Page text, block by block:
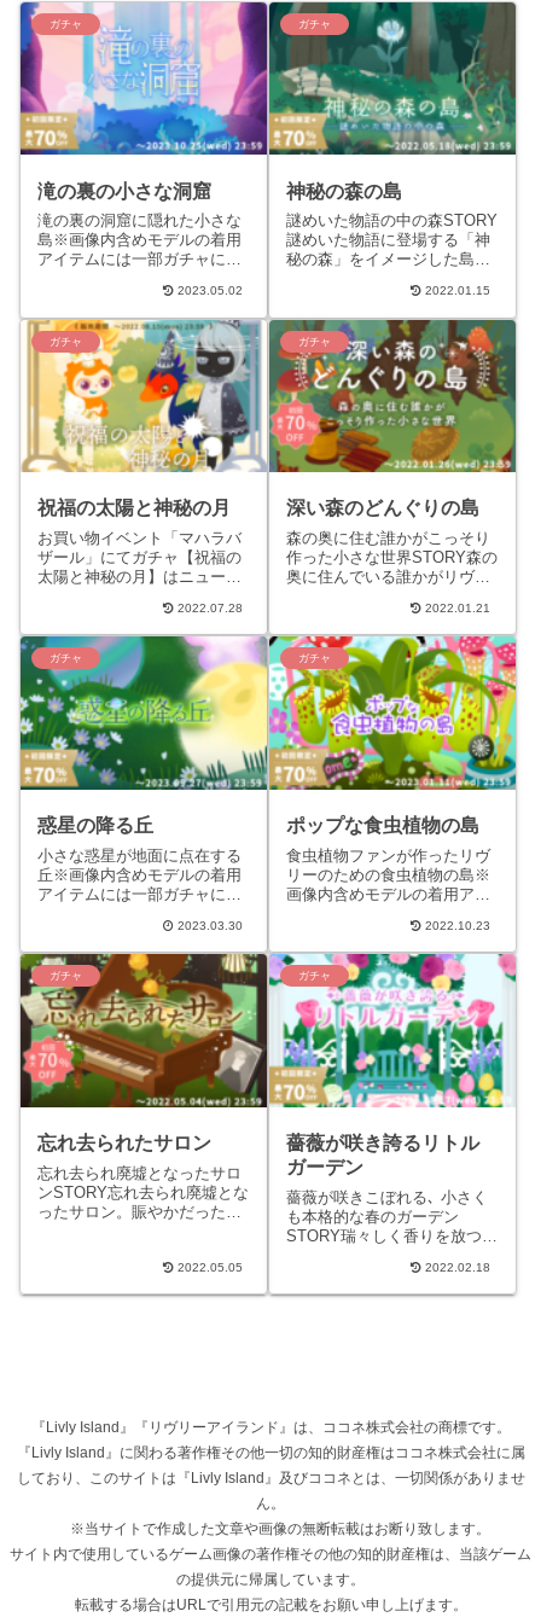
ガチャ
滝の裏の小さな洞窟
滝の裏の洞窟に隠れた小さな
島※画像内含めモデルの着用
アイテムには一部ガチャに含
STORY透き通った滝の裏にあ
る洞窟には、小さな島がひっ
そ...
2023.05.02
ガチャ
神秘の森の島
謎めいた物語の中の森STORY
謎めいた物語に登場する「神
秘の森」をイメージした島。
とちょっと不思議な生き物も
住んでいるらしい。 研究員...
2022.01.15
ガチャ
祝福の太陽と神秘の月
お買い物イベント「マハラバ
ザール」にてガチャ【祝福の
太陽と神秘の月】はニューマ
い物イベント「マハラバザー
ル」にて販売されたテーマで
す。...
2022.07.28
ガチャ
深い森のどんぐりの島
森の奥に住む誰かがこっそり
作った小さな世界STORY森の
奥に住んでいる誰かがリヴリ
屋根裏から集めてきた小物や
植物で作られた島。人が作
っ...
2022.01.21
ガチャ
惑星の降る丘
小さな惑星が地面に点在する
丘※画像内含めモデルの着用
アイテムには一部ガチャに含
STORY小さな惑星が地面に点
在する丘。この丘では、引力
や...
2023.03.30
ガチャ
ポップな食虫植物の島
食虫植物ファンが作ったリヴ
リーのための食虫植物の島※
画像内含めモデルの着用アイ
ないものがあります。
STORY「虫を食べる植物を愛
する人...
2022.10.23
ガチャ
忘れ去られたサロン
忘れ去られ廃墟となったサロ
ンSTORY忘れ去られ廃墟とな
ったサロン。賑やかだった時
ては摘みたてベリーのワイ...
2022.05.05
ガチャ
薔薇が咲き誇るリトル
ガーデン
薔薇が咲きこぼれる､ 小さく
も本格的な春のガーデン
STORY瑞々しく香りを放つた
る、小さくも本格的な春のガ
ーデン。リヴリーサイズに品
2022.02.18
『Livly Island』『リヴリーアイランド』は、ココネ株式会社の商標です。
『Livly Island』に関わる著作権その他一切の知的財産権はココネ株式会社に属
しており、このサイトは『Livly Island』及びココネとは、一切関係がありませ
ん。
※当サイトで作成した文章や画像の無断転載はお断り致します。
サイト内で使用しているゲーム画像の著作権その他の知的財産権は、当該ゲーム
の提供元に帰属しています。
転載する場合はURLで引用元の記載をお願い申し上げます。